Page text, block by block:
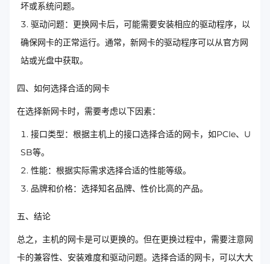
坏或系统问题。
驱动问题：更换网卡后，可能需要安装相应的驱动程序，以
确保网卡的正常运行。通常，新网卡的驱动程序可以从官方网
站或光盘中获取。
四、如何选择合适的网卡
在选择新网卡时，需要考虑以下因素：
接口类型：根据主机上的接口选择合适的网卡，如PCIe、U
SB等。
性能：根据实际需求选择合适的性能等级。
品牌和价格：选择知名品牌、性价比高的产品。
五、结论
总之，主机的网卡是可以更换的。但在更换过程中，需要注意网
卡的兼容性、安装难度和驱动问题。选择合适的网卡，可以大大